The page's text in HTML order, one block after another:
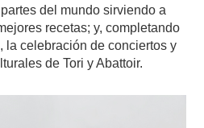
del mundo sirviendo a
recetas; y, completando
la celebración de conciertos y
de Tori y Abattoir.